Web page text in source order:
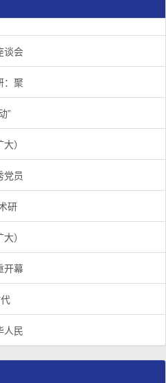
作座谈会在宁召开
调研：聚焦民革党员之家建设管
育活动” 领导班子民主生活会
谈会
：聚
”
）
党员
研
）
开幕
人民